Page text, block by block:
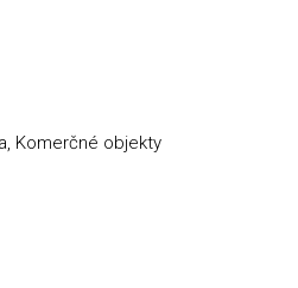
Komerčné objekty